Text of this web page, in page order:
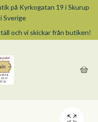
på Kyrkogatan 19 i Skurup
Sverige
och vi skickar från butiken!